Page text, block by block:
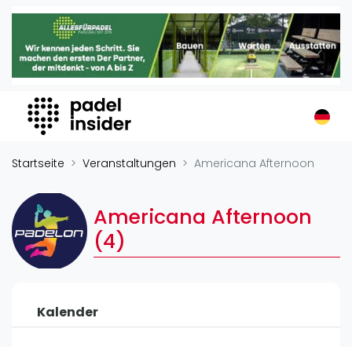
Padel Insider
Home
Organisationen
Buchungssysteme
Padel-Shops
Padelplatzbauer
Verschiedenes
Veranstaltungen
International
Startseite Veranstaltungen Americana Afternoon
Americana Afternoon
(4)
Kalender